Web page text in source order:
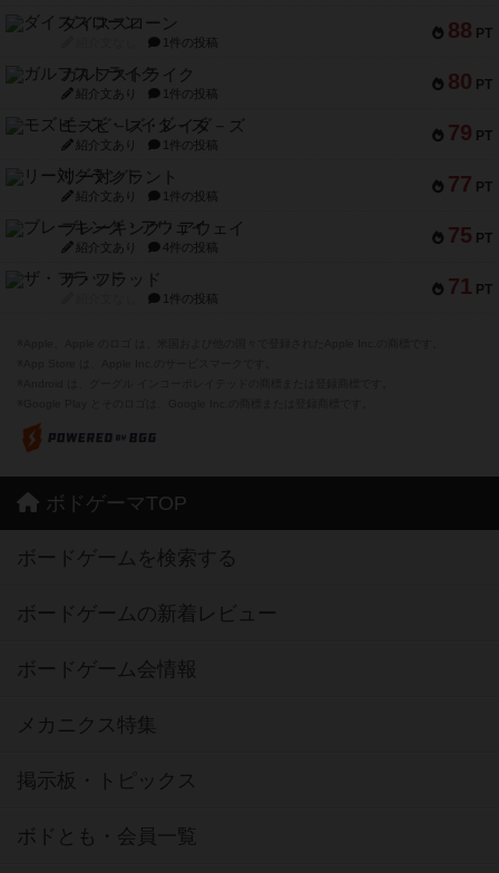
88 PT
ダイススローン
1件の投稿
80 PT
ガルフストライク
紹介文あり 1件の投稿
79 PT
モズビ－ズ・レイダ－ズ
紹介文あり 1件の投稿
77 PT
リー対グラント
紹介文あり 1件の投稿
75 PT
ブレーキング・アウェイ
紹介文あり 4件の投稿
71 PT
ザ・フラッド
1件の投稿
ボドゲーマTOP
ボードゲームを検索する
ボードゲームの新着レビュー
ボードゲーム会情報
メカニクス特集
掲示板・トピックス
ボドとも・会員一覧